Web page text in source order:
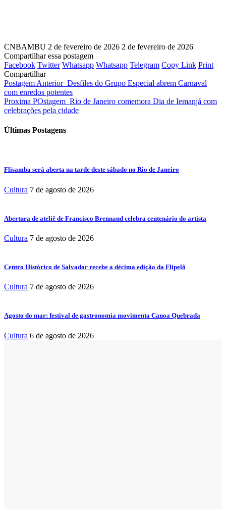
CNBAMBU 2 de fevereiro de 2026 2 de fevereiro de 2026
Compartilhar essa postagem
Facebook Twitter Whatsapp Whatsapp Telegram Copy Link Print
Compartilhar
Postagem Anterior Desfiles do Grupo Especial abrem Carnaval
com enredos potentes
Proxima POstagem Rio de Janeiro comemora Dia de Iemanjá com
celebrações pela cidade
Últimas Postagens
Flisamba será aberta na tarde deste sábado no Rio de Janeiro
Cultura 7 de agosto de 2026
Abertura de ateliê de Francisco Brennand celebra centenário do artista
Cultura 7 de agosto de 2026
Centro Histórico de Salvador recebe a décima edição da Flipelô
Cultura 7 de agosto de 2026
Agosto do mar: festival de gastronomia movimenta Canoa Quebrada
Cultura 6 de agosto de 2026